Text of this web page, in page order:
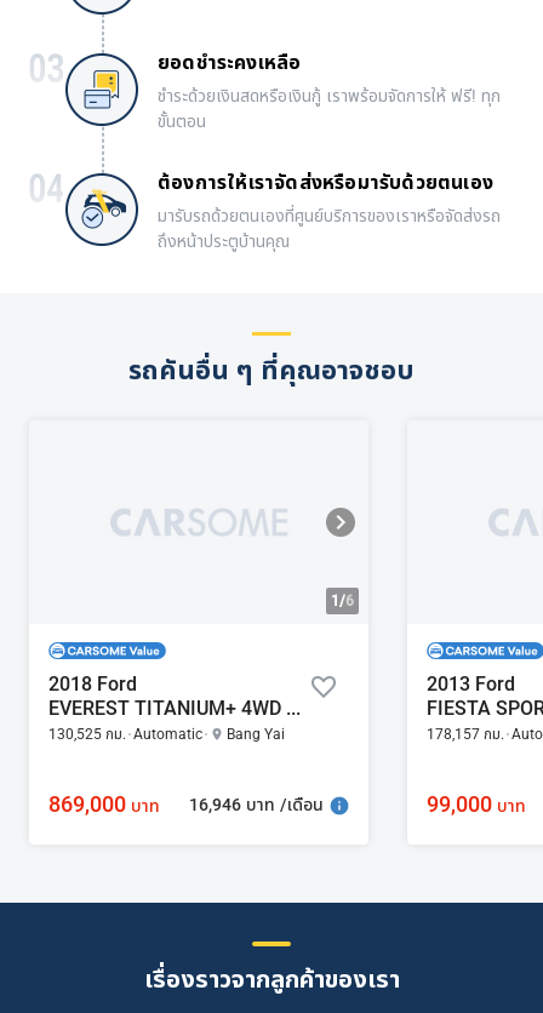
ยอดชำระคงเหลือ
ชำระด้วยเงินสดหรือเงินกู้ เราพร้อมจัดการให้ ฟรี! ทุก
ขั้นตอน
ต้องการให้เราจัดส่งหรือมารับด้วยตนเอง
มารับรถด้วยตนเองที่ศูนย์บริการของเราหรือจัดส่งรถ
ถึงหน้าประตูบ้านคุณ
รถคันอื่น ๆ ที่คุณอาจชอบ
1/6
2018 Ford
EVEREST TITANIUM+ 4WD 2.0
130,525 กม. Automatic Bang Yai
869,000 บาท 16,946 บาท /เดือน
2013 Ford
178,157 กม.
99,000 บาท
เรื่องราวจากลูกค้าของเรา